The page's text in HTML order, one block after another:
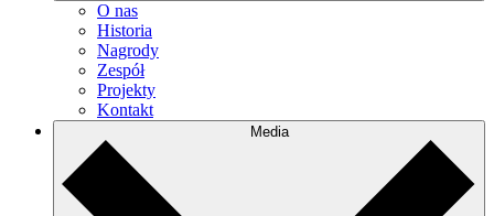
O nas
Historia
Nagrody
Zespół
Projekty
Kontakt
Media